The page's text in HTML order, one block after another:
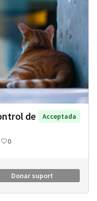
de
Acceptada
0
Donar suport